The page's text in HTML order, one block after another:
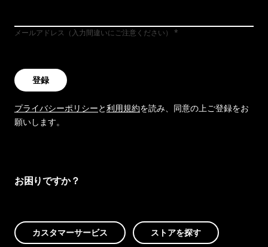
メールアドレス（入力間違いにご注意ください）
登録
プライバシーポリシーと利用規約を読み、同意の上ご登録をお
願いします。
お困りですか？
カスタマーサービス ストアを探す